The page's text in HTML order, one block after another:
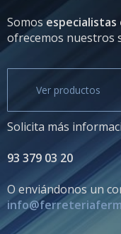
Somosespecialistas
ofrecemos nuestros
Ver productos
Solicita más
93 379 03 20
O enviándonos un